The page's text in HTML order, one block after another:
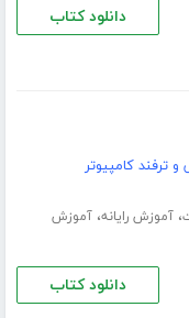
دانلود کتاب
ترفند کامپیوتر
،آموزش رایانه،آموزش
دانلود کتاب